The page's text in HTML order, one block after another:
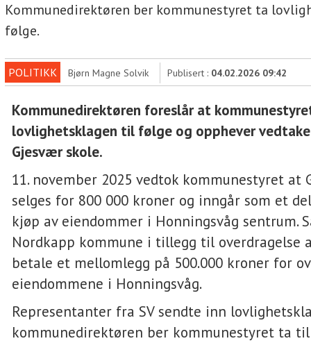
Kommunedirektøren ber kommunestyret ta
følge.
POLITIKK Bjørn Magne Solvik Publisert : 04.02.2026 09:42
Kommunedirektøren foreslår at
lovlighetsklagen til følge og opphever
Gjesvær skole.
11. november 2025 vedtok kommunestyret at
selges for 800 000 kroner og inngår som et
kjøp av eiendommer i Honningsvåg sentrum.
Nordkapp kommune i tillegg til overdragelse
betale et mellomlegg på 500.000 kroner for
eiendommene i Honningsvåg.
Representanter fra SV sendte inn
kommunedirektøren ber kommunestyret ta